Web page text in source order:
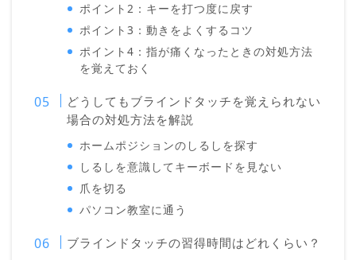
ポイント2：キーを打つ度に戻す
ポイント3：動きをよくするコツ
ポイント4：指が痛くなったときの対処方法
を覚えておく
どうしてもブラインドタッチを覚えられない
場合の対処方法を解説
ホームポジションのしるしを探す
しるしを意識してキーボードを見ない
爪を切る
パソコン教室に通う
ブラインドタッチの習得時間はどれくらい？